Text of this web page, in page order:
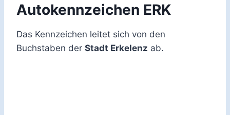
Autokennzeichen ERK
Das Kennzeichen leitet sich von den
Buchstaben der Stadt Erkelenz ab.